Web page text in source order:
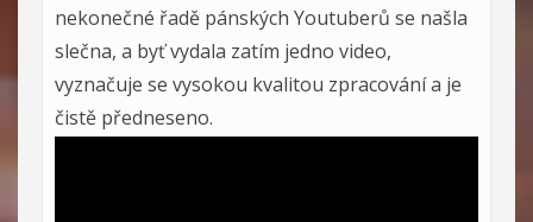
nekonečné řadě pánských Youtuberů se našla
slečna, a byť vydala zatím jedno video,
vyznačuje se vysokou kvalitou zpracování a je
čistě předneseno.